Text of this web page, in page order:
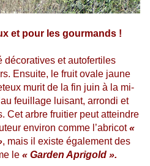
et pour les gourmands !
décoratives et autofertiles
Ensuite, le fruit ovale jaune
murit de la fin juin à la mi-
feuillage luisant, arrondi et
Cet arbre fruitier peut atteindre
environ comme l’abricot«
, mais il existe également des
le « Garden Aprigold ».